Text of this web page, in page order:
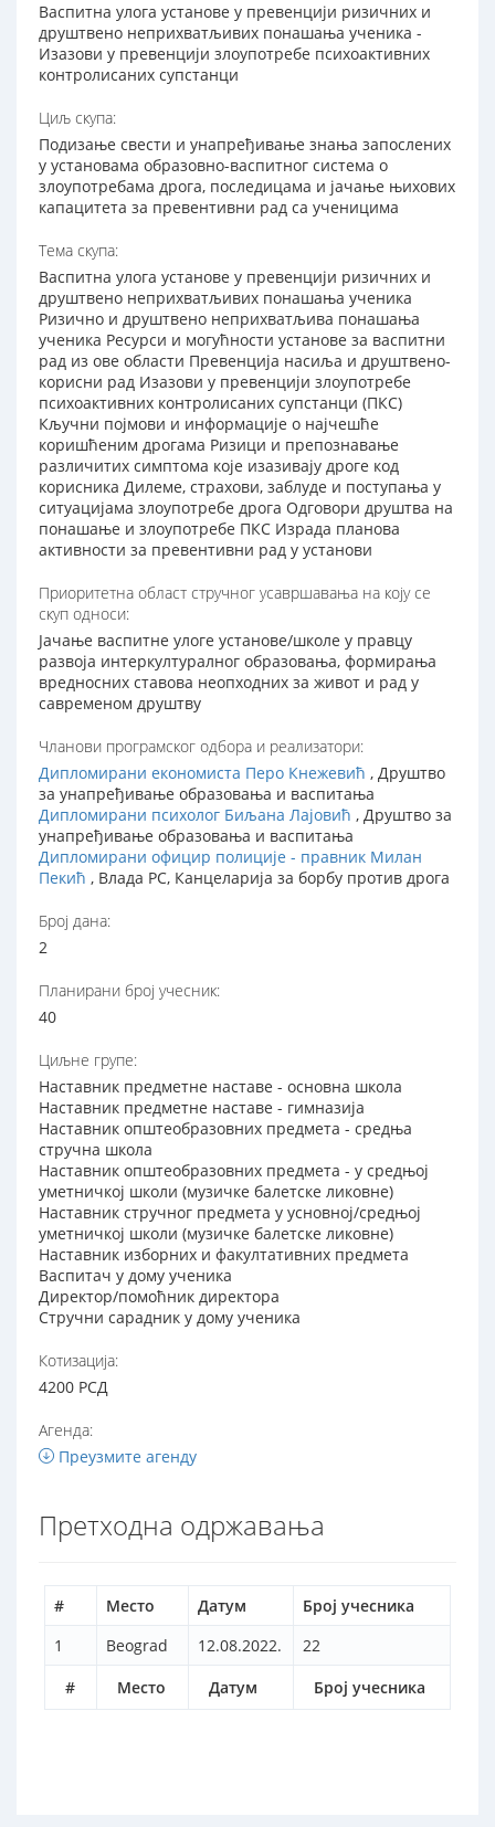
Васпитна улога установе у превенцији ризичних и
друштвено неприхватљивих понашања ученика -
Изазови у превенцији злоупотребе психоактивних
контролисаних супстанци
Циљ скупа:
Подизање свести и унапређивање знања запослених
у установама образовно-васпитног система о
злоупотребама дрога, последицама и јачање њихових
капацитета за превентивни рад са ученицима
Тема скупа:
Васпитна улога установе у превенцији ризичних и
друштвено неприхватљивих понашања ученика
Ризично и друштвено неприхватљива понашања
ученика Ресурси и могућности установе за васпитни
рад из ове области Превенција насиља и друштвено-
корисни рад Изазови у превенцији злоупотребе
психоактивних контролисаних супстанци (ПКС)
Кључни појмови и информације о најчешће
коришћеним дрогама Ризици и препознавање
различитих симптома које изазивају дроге код
корисника Дилеме, страхови, заблуде и поступања у
ситуацијама злоупотребе дрога Одговори друштва на
понашање и злоупотребе ПКС Израда планова
активности за превентивни рад у установи
Приоритетна област стручног усавршавања на коју се
скуп односи:
Јачање васпитне улоге установе/школе у правцу
развоја интеркултуралног образовања, формирања
вредносних ставова неопходних за живот и рад у
савременом друштву
Чланови програмског одбора и реализатори:
Дипломирани економиста Перо Кнежевић , Друштво
за унапређивање образовања и васпитања
Дипломирани психолог Биљана Лајовић , Друштво за
унапређивање образовања и васпитања
Дипломирани официр полиције - правник Милан
Пекић , Влада РС, Канцеларија за борбу против дрога
Број дана:
2
Планирани број учесник:
40
Циљне групе:
Наставник предметне наставе - основна школа
Наставник предметне наставе - гимназија
Наставник општеобразовних предмета - средња
стручна школа
Наставник општеобразовних предмета - у средњој
уметничкој школи (музичке балетске ликовне)
Наставник стручног предмета у усновној/средњој
уметничкој школи (музичке балетске ликовне)
Наставник изборних и факултативних предмета
Васпитач у дому ученика
Директор/помоћник директора
Стручни сарадник у дому ученика
Котизација:
4200 РСД
Агенда:
Преузмите агенду
Претходна одржавања
# Место Датум Број учесника
# Место Датум Број учесника
1 Beograd 12.08.2022. 22